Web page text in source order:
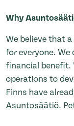
Why
We believe that
for everyone.
financial benefit.
operations to
Finns have
Asuntosäätiö.